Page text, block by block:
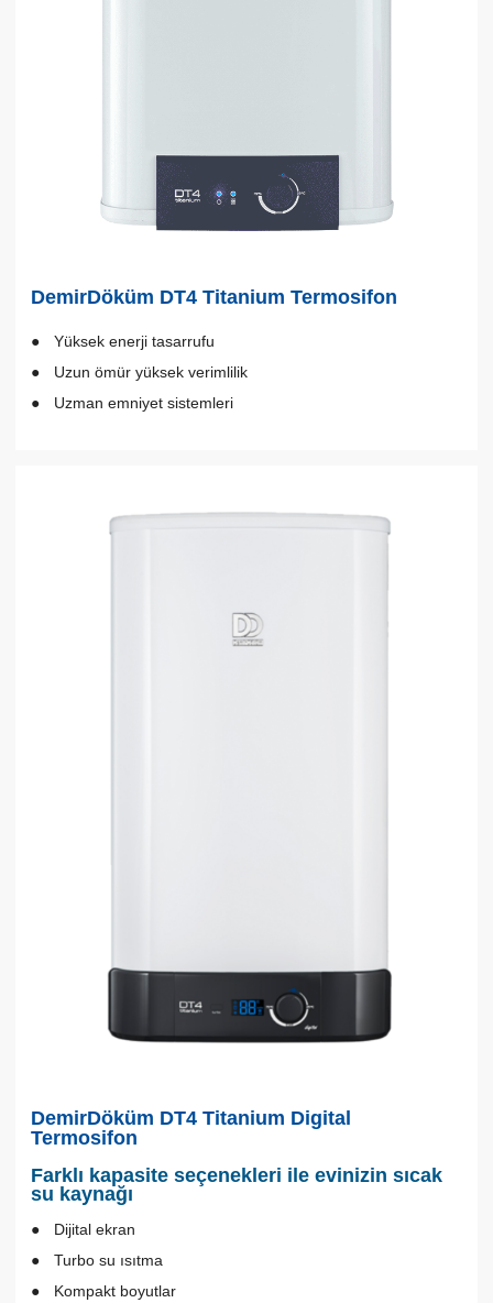
DemirDöküm DT4 Titanium Termosifon
Yüksek enerji tasarrufu
Uzun ömür yüksek verimlilik
Uzman emniyet sistemleri
DemirDöküm DT4 Titanium Digital
Termosifon
Farklı kapasite seçenekleri ile evinizin sıcak
su kaynağı
Dijital ekran
Turbo su ısıtma
Kompakt boyutlar